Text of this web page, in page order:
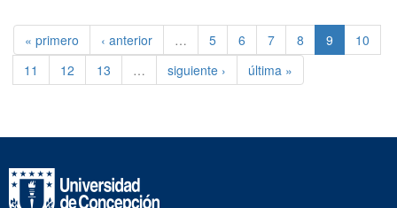
« primero ‹ anterior … 5 6 7 8 9
10
11
12 13 … siguiente › última »